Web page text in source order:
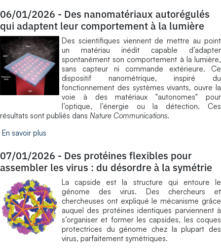
06/01/2026 - Des nanomatériaux autorégulés
qui adaptent leur comportement à la lumière
Des scientifiques viennent de mettre au point
un matériau inédit capable d’adapter
spontanément son comportement à la lumière,
sans capteur ni commande extérieure. Ce
dispositif nanométrique, inspiré du
fonctionnement des systèmes vivants, ouvre la
voie à des matériaux "autonomes" pour
l’optique, l’énergie ou la détection. Ces
résultats sont publiés dans Nature Communications.
En savoir plus
07/01/2026 - Des protéines flexibles pour
assembler les virus : du désordre à la symétrie
La capside est la structure qui entoure le
génome des virus. Des chercheurs et
chercheuses ont expliqué le mécanisme grâce
auquel des protéines identiques parviennent à
s’organiser et former les capsides, les coques
protectrices du génome chez la plupart des
virus, parfaitement symétriques.